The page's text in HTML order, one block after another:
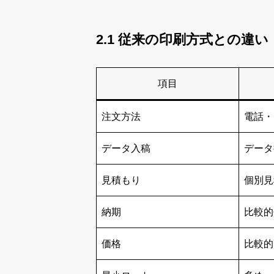
2.1 従来の印刷方式との違い
項目
注文方法 電話
データ入稿 デー
見積もり 個別
納期 比較
価格 比較